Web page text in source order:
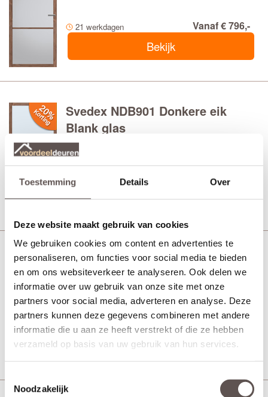
Toestemming Details Over
Deze website maakt gebruik van cookies
We gebruiken cookies om content en advertenties te
personaliseren, om functies voor social media te bieden
en om ons websiteverkeer te analyseren. Ook delen we
informatie over uw gebruik van onze site met onze
partners voor social media, adverteren en analyse. Deze
partners kunnen deze gegevens combineren met andere
informatie die u aan ze heeft verstrekt of die ze hebben
verzameld op basis van uw gebruik van hun services.
Noodzakelijk
21 werkdagen Vanaf € 796,-
Bekijk
Svedex NDB901 Donkere eik
Blank glas
Eiken
21 werkdagen Vanaf € 708,-
Bekijk
Svedex NDB901 Donkere eik
Brons glas
Eiken
21 werkdagen Vanaf € 796,-
Bekijk